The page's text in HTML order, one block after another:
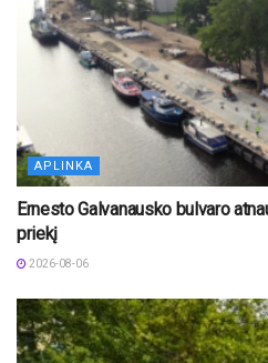
APLINKA
Ernesto Galvanausko bulvaro
priekį
2026-08-06